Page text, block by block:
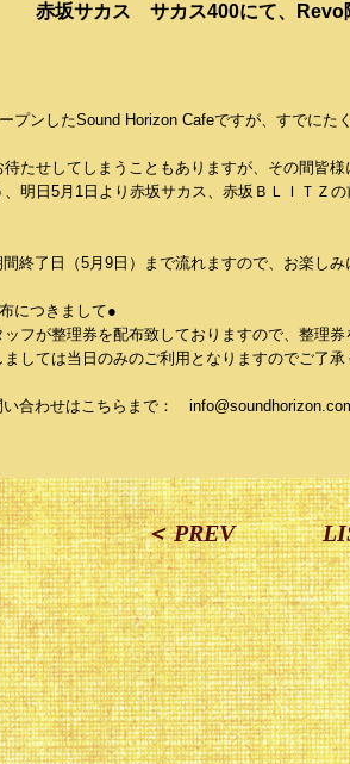
赤坂サカス サカス400にて、Revo
プンしたSound Horizon Cafeですが、すでに
たせしてしまうこともありますが、その間皆様
明日5月1日より赤坂サカス、赤坂ＢＬＩＴＺ
終了日（5月9日）まで流れますので、お楽しみ
につきまして●
フが整理券を配布致しておりますので、整理
しては当日のみのご利用となりますのでご了承
い合わせはこちらまで：
＜ PREV